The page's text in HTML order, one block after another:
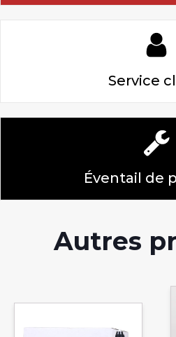
Service
Éventail de
Autres
produit